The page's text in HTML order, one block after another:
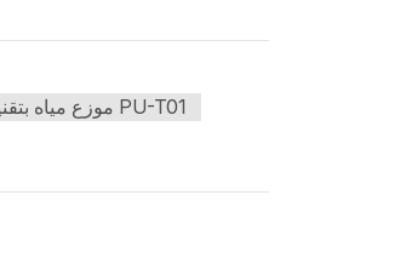
موزع مياه بتقنية التناضح العكسي PU-T01